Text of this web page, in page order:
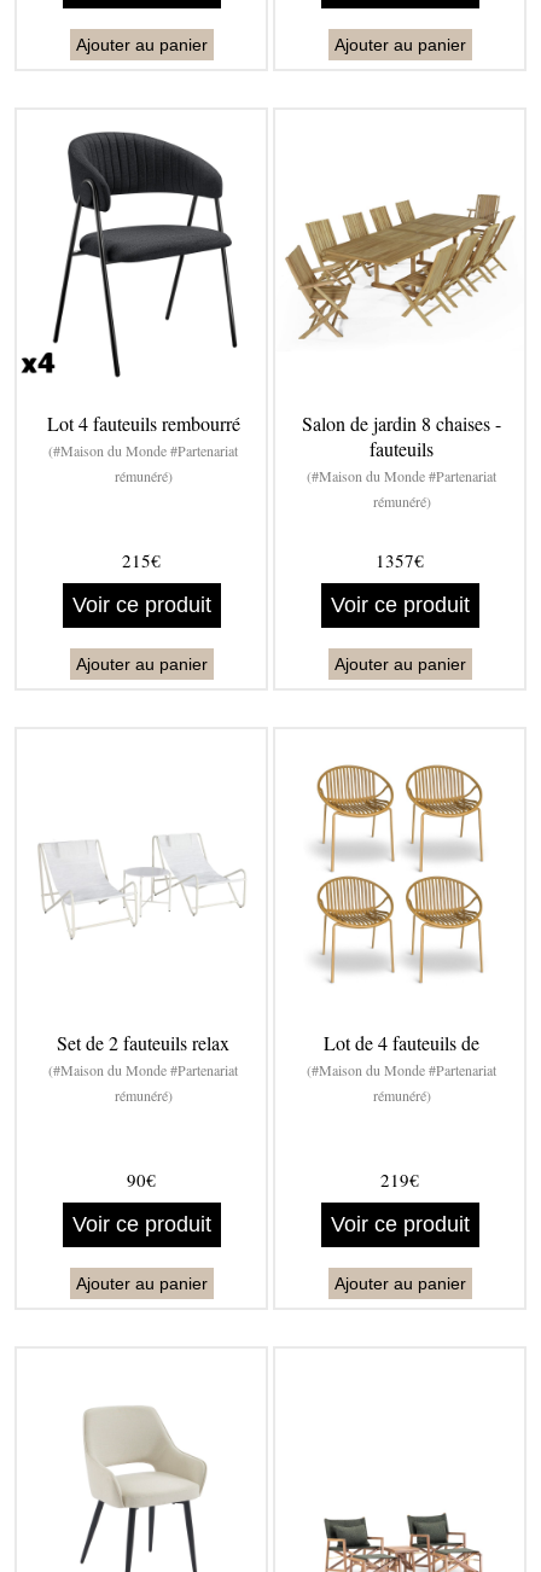
Ajouter au panier Ajouter au panier
Lot 4 fauteuils rembourré
(#Maison du Monde #Partenariat
rémunéré)
215€
Voir ce produit
Ajouter au panier
Salon de jardin 8 chaises -
fauteuils
(#Maison du Monde #Partenariat
rémunéré)
1357€
Voir ce produit
Ajouter au panier
Set de 2 fauteuils relax
(#Maison du Monde #Partenariat
rémunéré)
90€
Voir ce produit
Ajouter au panier
Lot de 4 fauteuils de
(#Maison du Monde #Partenariat
rémunéré)
219€
Voir ce produit
Ajouter au panier